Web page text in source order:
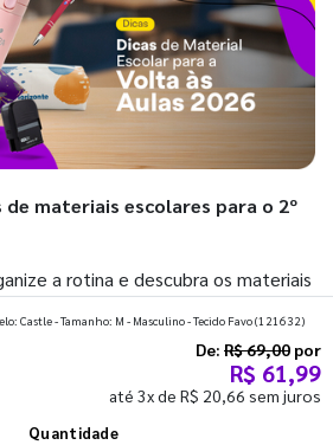
de materiais escolares para o 2º
a rotina e descubra os materiais
para começar o segundo
Castle - Tamanho: M - Masculino - Tecido Favo(121632)
De: R$ 69,00 por
R$ 61,99
até 3x de R$ 20,66 sem juros
Quantidade